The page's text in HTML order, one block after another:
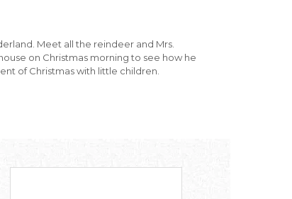
Meet all the reindeer and Mrs.
on Christmas morning to see how he
of Christmas with little children.